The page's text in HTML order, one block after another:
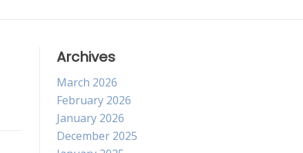
Archives
March 2026
February 2026
January 2026
December 2025